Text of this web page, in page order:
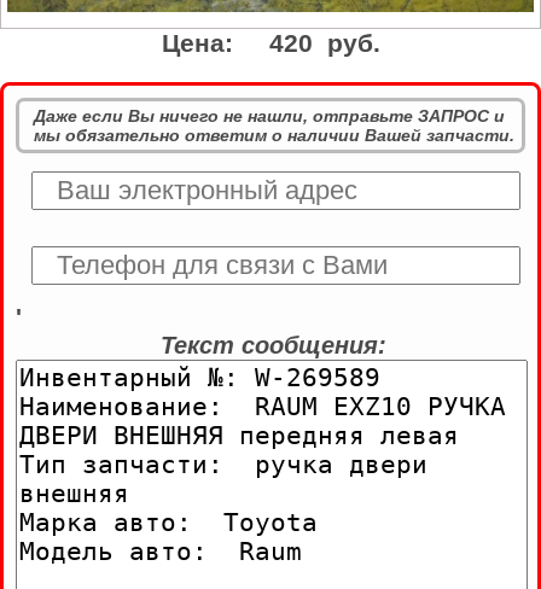
Цена: 420 руб.
Даже если Вы ничего не нашли, отправьте ЗАПРОС и
мы обязательно ответим о наличии Вашей запчасти.
'
Текст сообщения: